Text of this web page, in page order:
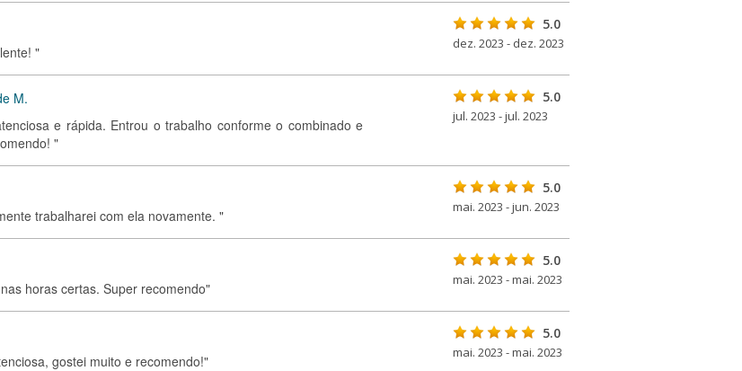
"
5.0
dez. 2023 - dez. 2023
M.
e rápida. Entrou o trabalho conforme o combinado e
"
5.0
jul. 2023 - jul. 2023
trabalharei com ela novamente. "
5.0
mai. 2023 - jun. 2023
horas certas. Super recomendo"
5.0
mai. 2023 - mai. 2023
gostei muito e recomendo!"
5.0
mai. 2023 - mai. 2023